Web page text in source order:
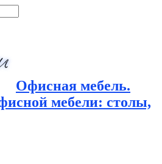
Офисная мебель.
мебели: столы,